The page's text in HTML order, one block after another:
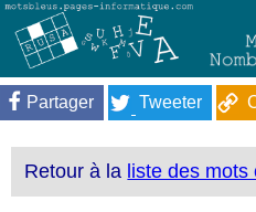
Partager Tweeter
Retour à la liste des